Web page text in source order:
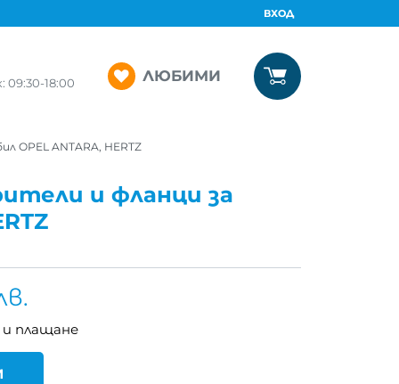
ВХОД
18:00 ЛЮБИМИ
OPEL ANTARA, HERTZ
и фланци за
плащане